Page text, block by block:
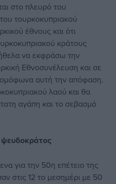
στο πλευρό του
τουρκοκυπριακού
έθνους και ότι
κράτους
να εκφράσω την
Εθνοσυνέλευση και σε
αυτή την απόφαση.
λαού και θα
αγάπη και το σεβασμό
για την 50η επέτειο της
στις 12 το μεσημέρι με 50